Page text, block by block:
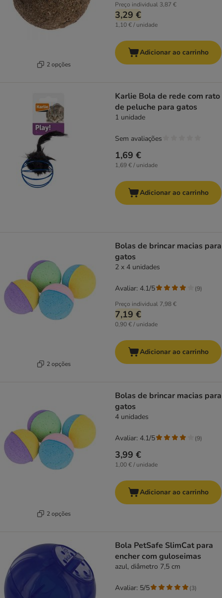
2 opções
Preço individual 3,87 €
3,29 €
1,10 € / unidade
Adicionar ao carrinho
Karlie Bola de rede com rato
de peluche para gatos
1 unidade
1,69 €
1,69 € / unidade
Sem avaliações
Adicionar ao carrinho
2 opções
Bolas de brincar macias para
gatos
2 x 4 unidades
Preço individual 7,98 €
7,19 €
0,90 € / unidade
Avaliar: 4.1/5 (9)
Adicionar ao carrinho
2 opções
Bolas de brincar macias para
gatos
4 unidades
3,99 €
1,00 € / unidade
Avaliar: 4.1/5 (9)
Adicionar ao carrinho
Bola PetSafe SlimCat para
encher com guloseimas
azul, diâmetro 7,5 cm
Avaliar: 5/5 (3)